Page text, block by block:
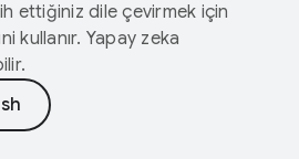
ettiğiniz dile çevirmek için
kullanır. Yapay zeka